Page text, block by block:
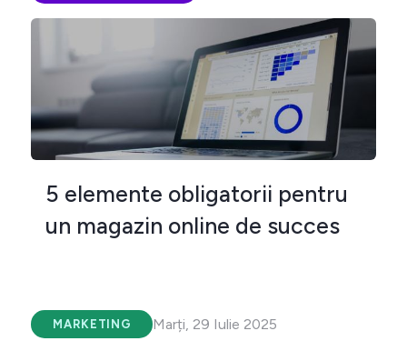
5 elemente obligatorii pentru
un magazin online de succes
MARKETING Marți, 29 Iulie 2025